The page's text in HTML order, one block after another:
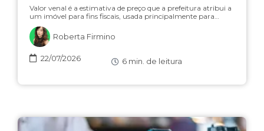
Valor venal é a estimativa de preço que a prefeitura atribui a
um imóvel para fins fiscais, usada principalmente para…
Roberta Firmino
22/07/2026 6 min. de leitura